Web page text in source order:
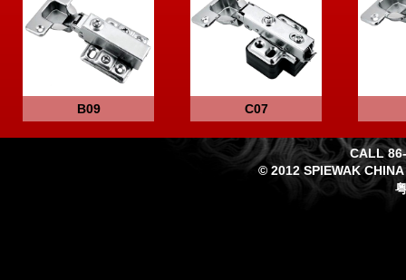
B09 C07
CALL
© 2012 SPIEWAK CHINA